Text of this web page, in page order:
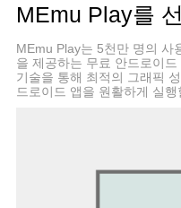
MEmu Play를
MEmu Play는 5천만 명의 사
을 제공하는 무료 안드로이
기술을 통해 최적의 그래픽
드로이드 앱을 원활하게 실행